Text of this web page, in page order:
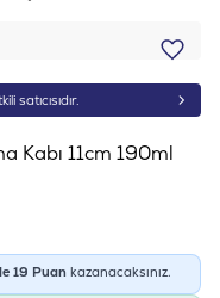
satıcısıdır.
Kabı 11cm 190ml
19 Puan kazanacaksınız.